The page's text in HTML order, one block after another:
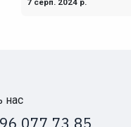
7 серп. 2024 р.
нас
077 73 85